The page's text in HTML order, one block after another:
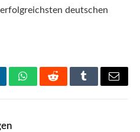
deutschen
WhatsAppRedditTumblrEmail